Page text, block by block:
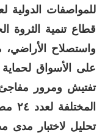
قطاع تنمية الثروة
واستصلاح الأراضي،
تفتيش ومرور
تحليل لاختبار مدى